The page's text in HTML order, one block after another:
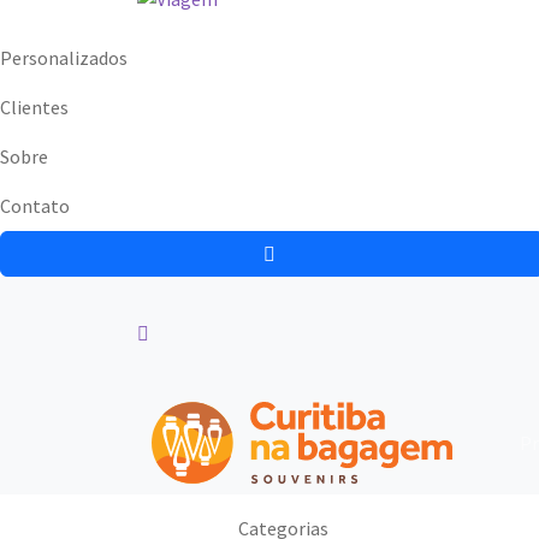
Personalizados
Clientes
Sobre
Contato
Categorias